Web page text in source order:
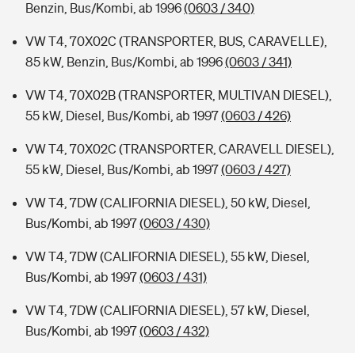
Benzin, Bus/Kombi, ab 1996(0603 / 340)
VW T4, 70X02C (TRANSPORTER, BUS, CARAVELLE),
85 kW, Benzin, Bus/Kombi, ab 1996(0603 / 341)
VW T4, 70X02B (TRANSPORTER, MULTIVAN DIESEL),
55 kW, Diesel, Bus/Kombi, ab 1997(0603 / 426)
VW T4, 70X02C (TRANSPORTER, CARAVELL DIESEL),
55 kW, Diesel, Bus/Kombi, ab 1997(0603 / 427)
VW T4, 7DW (CALIFORNIA DIESEL), 50 kW, Diesel,
Bus/Kombi, ab 1997(0603 / 430)
VW T4, 7DW (CALIFORNIA DIESEL), 55 kW, Diesel,
Bus/Kombi, ab 1997(0603 / 431)
VW T4, 7DW (CALIFORNIA DIESEL), 57 kW, Diesel,
Bus/Kombi, ab 1997(0603 / 432)